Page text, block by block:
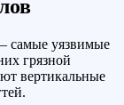
самые уязвимые
грязной
вертикальные